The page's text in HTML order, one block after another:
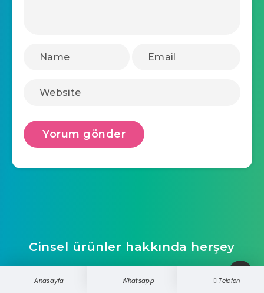
Anasayfa Whatsapp Telefon
Cinsel ürünler hakkında herşey